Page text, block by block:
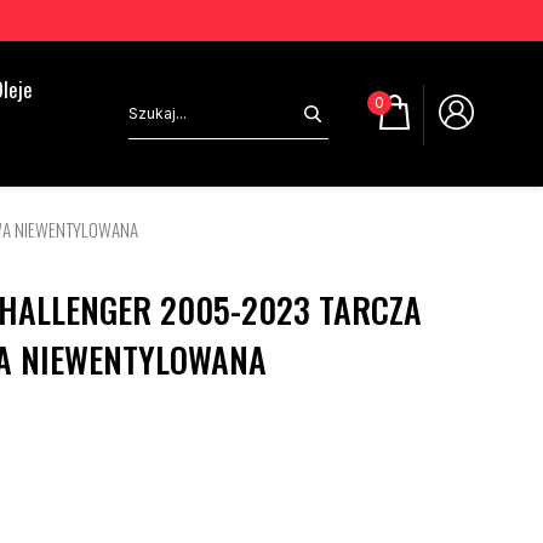
0
NIEWENTYLOWANA
2005-2023 TARCZA
NIEWENTYLOWANA